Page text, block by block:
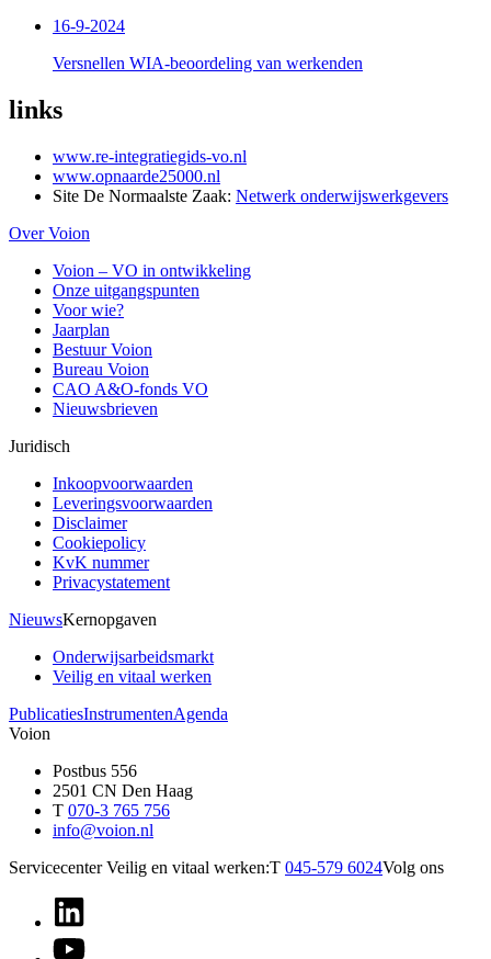
16-9-2024
Versnellen WIA-beoordeling van werkenden
links
www.re-integratiegids-vo.nl
www.opnaarde25000.nl
Site De Normaalste Zaak: Netwerk onderwijswerkgevers
Over Voion
Voion – VO in ontwikkeling
Onze uitgangspunten
Voor wie?
Jaarplan
Bestuur Voion
Bureau Voion
CAO A&O-fonds VO
Nieuwsbrieven
Juridisch
Inkoopvoorwaarden
Leveringsvoorwaarden
Disclaimer
Cookiepolicy
KvK nummer
Privacystatement
NieuwsKernopgaven
Onderwijsarbeidsmarkt
Veilig en vitaal werken
PublicatiesInstrumentenAgenda
Voion
Postbus 556
2501 CN Den Haag
T 070-3 765 756
info@voion.nl
Servicecenter Veilig en vitaal werken:T 045-579 6024Volg ons